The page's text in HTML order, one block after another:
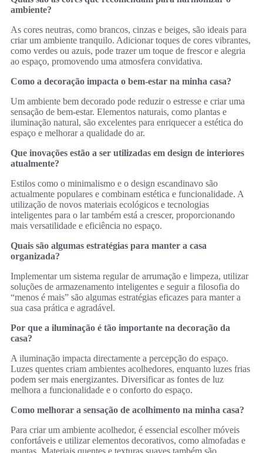
ambiente?
As cores neutras, como brancos, cinzas e beiges, são ideais para
criar um ambiente tranquilo. Adicionar toques de cores vibrantes,
como verdes ou azuis, pode trazer um toque de frescor e alegria
ao espaço, promovendo uma atmosfera convidativa.
Como a decoração impacta o bem-estar na minha casa?
Um ambiente bem decorado pode reduzir o estresse e criar uma
sensação de bem-estar. Elementos naturais, como plantas e
iluminação natural, são excelentes para enriquecer a estética do
espaço e melhorar a qualidade do ar.
Que inovações estão a ser utilizadas em design de interiores
atualmente?
Estilos como o minimalismo e o design escandinavo são
actualmente populares e combinam estética e funcionalidade. A
utilização de novos materiais ecológicos e tecnologias
inteligentes para o lar também está a crescer, proporcionando
mais versatilidade e eficiência no espaço.
Quais são algumas estratégias para manter a casa
organizada?
Implementar um sistema regular de arrumação e limpeza, utilizar
soluções de armazenamento inteligentes e seguir a filosofia do
“menos é mais” são algumas estratégias eficazes para manter a
sua casa prática e agradável.
Por que a iluminação é tão importante na decoração da
casa?
A iluminação impacta directamente a percepção do espaço.
Luzes quentes criam ambientes acolhedores, enquanto luzes frias
podem ser mais energizantes. Diversificar as fontes de luz
melhora a funcionalidade e o conforto do espaço.
Como melhorar a sensação de acolhimento na minha casa?
Para criar um ambiente acolhedor, é essencial escolher móveis
confortáveis e utilizar elementos decorativos, como almofadas e
mantas. Materiais quentes e texturas suaves também são